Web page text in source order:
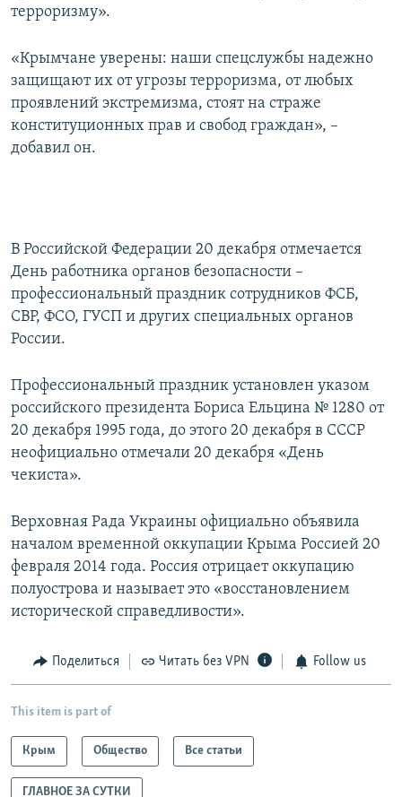
терроризму».
«Крымчане уверены: наши спецслужбы надежно
защищают их от угрозы терроризма, от любых
проявлений экстремизма, стоят на страже
конституционных прав и свобод граждан», –
добавил он.
В Российской Федерации 20 декабря отмечается
День работника органов безопасности –
профессиональный праздник сотрудников ФСБ,
СВР, ФСО, ГУСП и других специальных органов
России.
Профессиональный праздник установлен указом
российского президента Бориса Ельцина № 1280 от
20 декабря 1995 года, до этого 20 декабря в СССР
неофициально отмечали 20 декабря «День
чекиста».
Верховная Рада Украины официально объявила
началом временной оккупации Крыма Россией 20
февраля 2014 года. Россия отрицает оккупацию
полуострова и называет это «восстановлением
исторической справедливости».
Поделиться Читать без VPN Follow us
This item is part of
Крым Общество Все статьи
ГЛАВНОЕ ЗА СУТКИ